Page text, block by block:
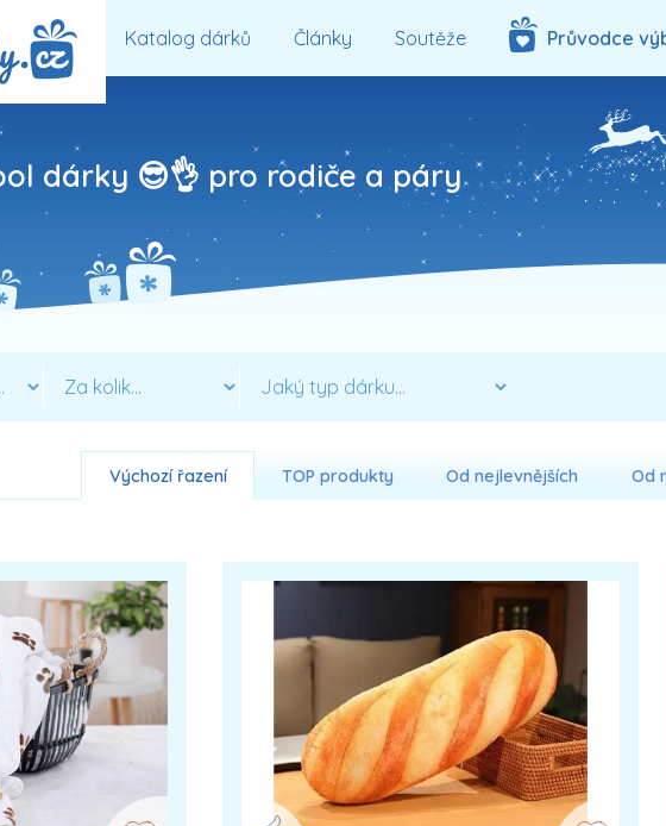
Katalog dárků Články Soutěže Průvodce
dárky 😎👌 pro rodiče a páry
Výchozí řazení TOP produkty Od nejlevnějších Od